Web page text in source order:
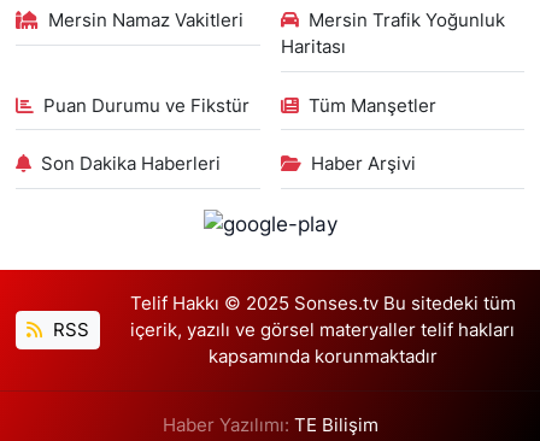
Mersin Namaz Vakitleri
Mersin Trafik Yoğunluk
Haritası
Puan Durumu ve Fikstür Tüm Manşetler
Son Dakika Haberleri Haber Arşivi
RSS
Telif Hakkı © 2025 Sonses.tv Bu sitedeki tüm
içerik, yazılı ve görsel materyaller telif hakları
kapsamında korunmaktadır
Haber Yazılımı: TE Bilişim